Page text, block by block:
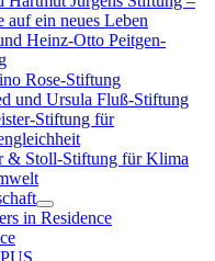
auf ein neues Leben
Heinz-Otto Peitgen-
Rose-Stiftung
und Ursula Fluß-Stiftung
Stiftung für
& Stoll-Stiftung für Klima
in Residence